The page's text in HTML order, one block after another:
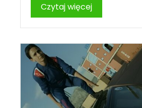
Czytaj więcej